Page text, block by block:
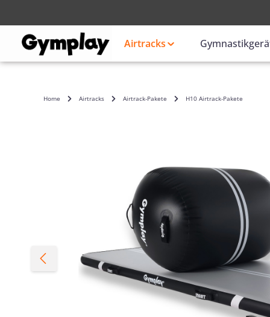
Airtracks
Home Airtracks Airtrack-Pakete H10 Airtrack-Pakete